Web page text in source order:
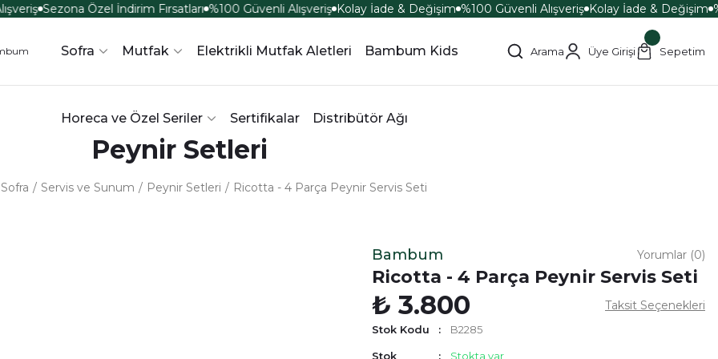
Sezona Özel İndirim Fırsatları %100 Güvenli Alışveriş Kolay İade & Değişim %100 Güvenli Alışveriş Kolay İade & Değişim
Sofra Mutfak Elektrikli Mutfak Aletleri Bambum Kids
Horeca ve Özel Seriler Sertifikalar Distribütör Ağı
Arama Üye Girişi Sepetim
Peynir Setleri
Sofra Servis ve Sunum Peynir Setleri Ricotta - 4 Parça Peynir Servis Seti
Bambum Yorumlar (0)
Ricotta - 4 Parça Peynir Servis Seti
₺ 3.800 Taksit Seçenekleri
Stok Kodu B2285
Stok
Stokta var